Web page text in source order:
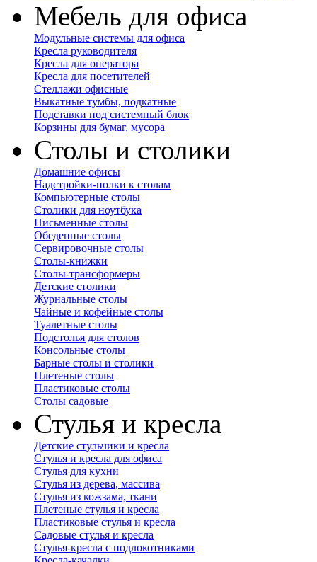
Мебель для офиса
Модульные системы для офиса
Кресла руководителя
Кресла для оператора
Кресла для посетителей
Стеллажи офисные
Выкатные тумбы, подкатные
Подставки под системный блок
Корзины для бумаг, мусора
Столы и столики
Домашние офисы
Надстройки-полки к столам
Компьютерные столы
Столики для ноутбука
Письменные столы
Обеденные столы
Сервировочные столы
Столы-книжки
Столы-трансформеры
Детские столики
Журнальные столы
Чайные и кофейные столы
Туалетные столы
Подстолья для столов
Консольные столы
Барные столы и столики
Плетеные столы
Пластиковые столы
Столы садовые
Стулья и кресла
Детские стульчики и кресла
Стулья и кресла для офиса
Стулья для кухни
Стулья из дерева, массива
Стулья из кожзама, ткани
Плетеные стулья и кресла
Пластиковые стулья и кресла
Садовые стулья и кресла
Стулья-кресла с подлокотниками